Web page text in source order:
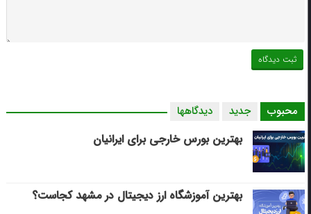
محبوب جدید دیدگاهها
بهترین بورس خارجی برای ایرانیان
بهترین آموزشگاه ارز دیجیتال در مشهد کجاست؟